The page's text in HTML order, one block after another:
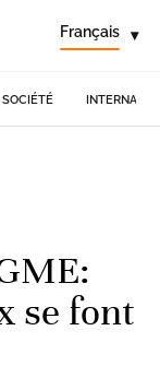
Français ▾
SOCIÉTÉ
se font